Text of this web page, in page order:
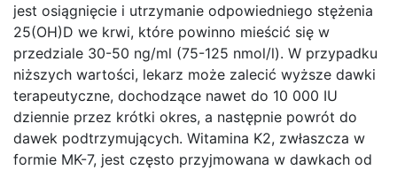
jest osiągnięcie i utrzymanie odpowiedniego stężenia
25(OH)D we krwi, które powinno mieścić się w
przedziale 30-50 ng/ml (75-125 nmol/l). W przypadku
niższych wartości, lekarz może zalecić wyższe dawki
terapeutyczne, dochodzące nawet do 10 000 IU
dziennie przez krótki okres, a następnie powrót do
dawek podtrzymujących. Witamina K2, zwłaszcza w
formie MK-7, jest często przyjmowana w dawkach od